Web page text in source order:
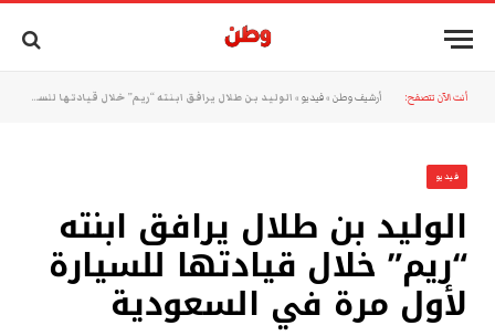
أنت الآن تتصفح: أرشيف وطن »فيديو » الوليد بن طلال يرافق ابنته “ريم” خلال قيادتها للسيارة لأول مرة في السعودية
فيديو
الوليد بن طلال يرافق ابنته
“ريم” خلال قيادتها للسيارة
لأول مرة في السعودية